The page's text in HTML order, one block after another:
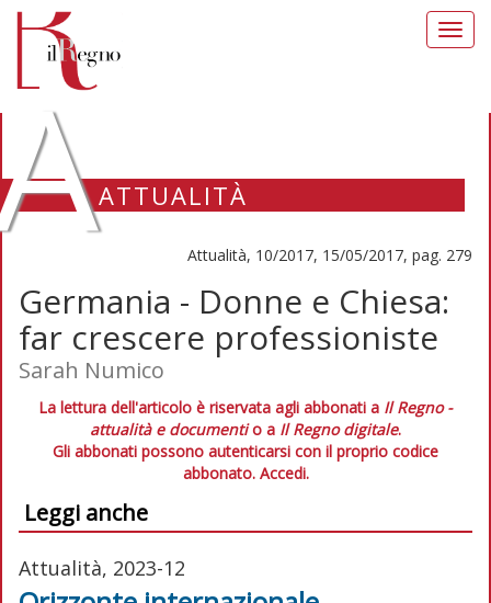
ATTUALITÀ
Attualità, 10/2017, 15/05/2017, pag. 279
Germania - Donne e Chiesa:
far crescere professioniste
Sarah Numico
La lettura dell'articolo è riservata agli abbonati a Il Regno -
attualità e documentio a Il Regno digitale.
Gli abbonati possono autenticarsi con il proprio codice
abbonato. Accedi.
Leggi anche
Attualità, 2023-12